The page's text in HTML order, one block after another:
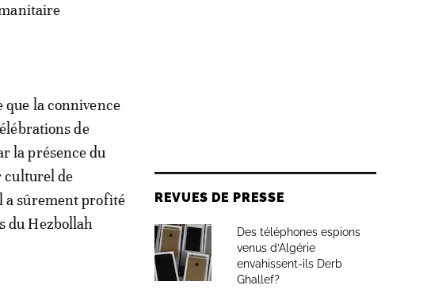
la connivence
de
la présence du
culturel de
a sûrement profité
du Hezbollah
REVUES DE PRESSE
Des téléphones espions
venus d’Algérie
envahissent-ils Derb
Ghallef?